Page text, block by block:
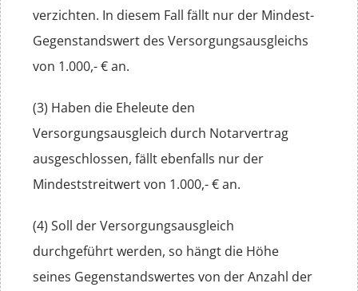
verzichten. In diesem Fall fällt nur der Mindest-
Gegenstandswert des Versorgungsausgleichs
von 1.000,- € an.
(3) Haben die Eheleute den
Versorgungsausgleich durch Notarvertrag
ausgeschlossen, fällt ebenfalls nur der
Mindeststreitwert von 1.000,- € an.
(4) Soll der Versorgungsausgleich
durchgeführt werden, so hängt die Höhe
seines Gegenstandswertes von der Anzahl der